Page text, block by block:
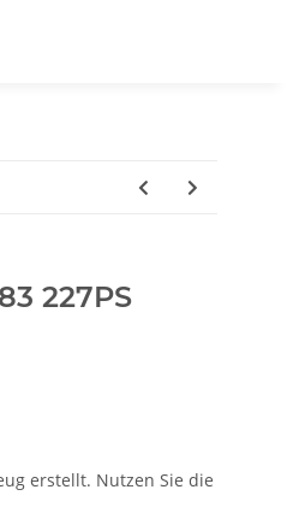
227PS
erstellt. Nutzen Sie die